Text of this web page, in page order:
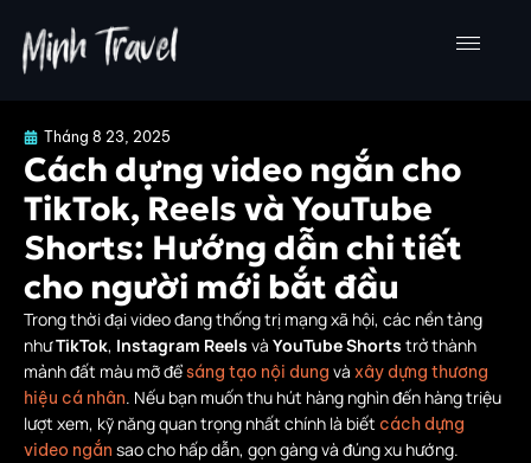
nội
Tháng 8 23, 2025
Cách dựng video ngắn cho
TikTok, Reels và YouTube
Shorts: Hướng dẫn chi tiết
cho người mới bắt đầu
Trong thời đại video đang thống trị mạng xã hội, các nền tảng
nhưTikTok, Instagram Reels và YouTube Shorts trở thành
mảnh đất màu mỡ đểsáng tạo nội dung và xây dựng thương
hiệu cá nhân. Nếu bạn muốn thu hút hàng nghìn đến hàng triệu
lượt xem, kỹ năng quan trọng nhất chính là biết cách dựng
video ngắn sao cho hấp dẫn, gọn gàng và đúng xu hướng.